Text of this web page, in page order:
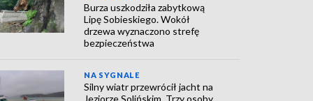
Burza uszkodziła zabytkową
Lipę Sobieskiego. Wokół
drzewa wyznaczono strefę
bezpieczeństwa
NA SYGNALE
Silny wiatr przewrócił jacht na
Jeziorze Solińskim. Trzy osoby